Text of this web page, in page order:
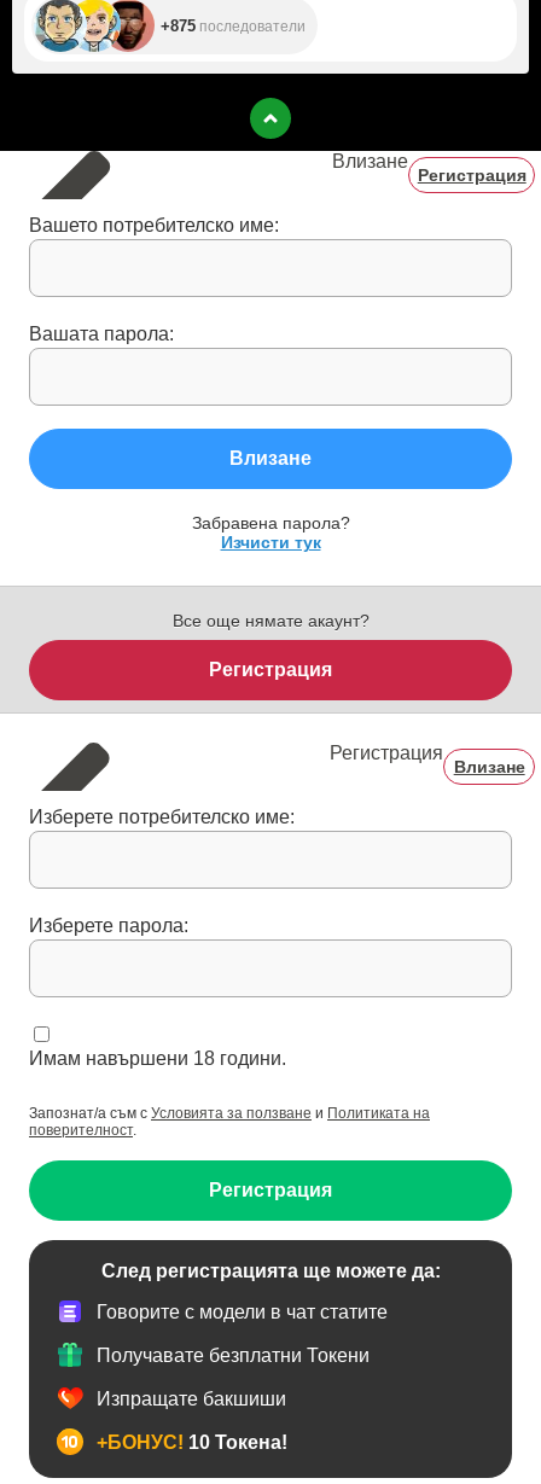
+875 последователи
Влизане
Регистрация
Вашето потребителско име:
Вашата парола:
Влизане
Забравена парола?
Изчисти тук
Все още нямате акаунт?
Регистрация
Регистрация
Влизане
Изберете потребителско име:
Изберете парола:
Имам навършени 18 години.
Запознат/а съм с Условията за ползване и Политиката на
поверителност.
Регистрация
След регистрацията ще можете да:
Говорите с модели в чат статите
Получавате безплатни Токени
Изпращате бакшиши
+БОНУС! 10 Токена!